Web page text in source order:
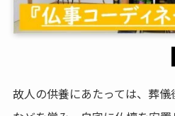
故人の供養にあたっては、葬